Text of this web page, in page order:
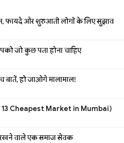
फायदे और शुरुआती लोगों के लिए सुझाव
जो कुछ पता होना चाहिए
बातें, हो जाओगे मालामाल!
13 Cheapest Market in Mumbai)
रखने वाले एक समाज सेवक